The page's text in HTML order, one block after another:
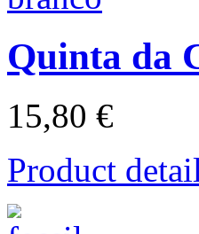
Quinta da
15,80 €
Product